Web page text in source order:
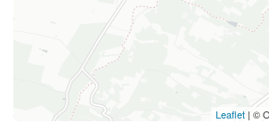
Leaflet | ©